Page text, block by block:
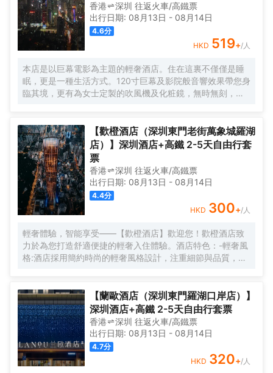
香港 深圳 往返火車/高鐵票
出行日期: 08月13日 - 08月14日
4.6分
HKD 519+/人
本店是以巨幕電影為主題的輕奢酒店。住在這裏不僅僅是睡
眠，更是一種生活方式。120寸巨幕及影院般音響效果帶您身
臨其境，更有為女士定製的吹風機及化粧鏡，無時無刻，呈
【歡橙酒店（深圳東門老街萬象城羅湖
店）】深圳酒店+高鐵 2-5天自由行套
票
香港 深圳 往返火車/高鐵票
出行日期: 08月13日 - 08月14日
4.4分
HKD 300+/人
輕奢體驗，智能享受——【歡橙酒店】歡迎您！歡橙酒店致
力於為您打造舒適便捷的輕奢入住體驗。酒店特色：-輕奢風
格:酒店採用簡約時尚的輕奢風格設計，注重細節與品質，為
技帶來的便捷。-舒適享受:24小時熱水即開即熱，無需等
待，為您洗去一身疲憊。-影音娛樂:部分房間配備高清投影
儀，打造私人影院，享受震撼視聽盛宴。-貼心服務:酒店設有
洗衣房，並提供烘乾服務，解決您的洗衣煩惱，讓旅途更加
輕鬆自在。歡橙酒店是您商務出行、休閒度假的理想之選。
期待您的光臨！温馨提示，圖片僅供參考，無法涵蓋所有房
型，詳細的實物照片請諮詢酒店。
【蘭歐酒店（深圳東門羅湖口岸店）】
深圳酒店+高鐵 2-5天自由行套票
香港 深圳 往返火車/高鐵票
出行日期: 08月13日 - 08月14日
4.7分
HKD 320+/人